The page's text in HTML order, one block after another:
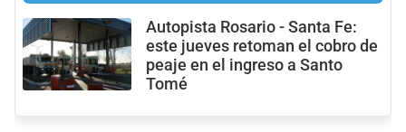
Autopista Rosario - Santa Fe:
este jueves retoman el cobro de
peaje en el ingreso a Santo
Tomé